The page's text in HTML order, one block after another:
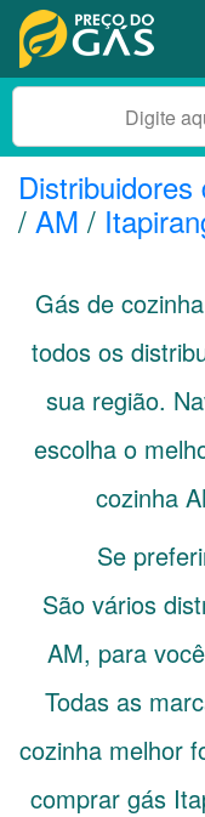
Distribuidores
/ AM /
Gás de
todos os
sua região.
escolha o
cozinha
Se
São vários
AM, para
Todas as
cozinha melhor
comprar gás